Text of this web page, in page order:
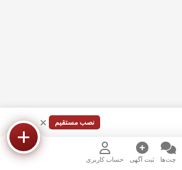
نصب مستقیم
چت‌ها ثبت آگهی حساب کاربری